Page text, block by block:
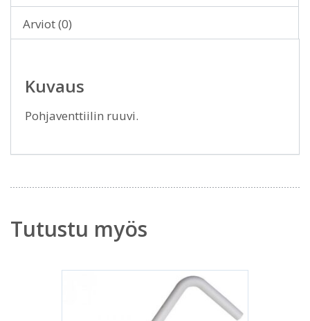
Arviot (0)
Kuvaus
Pohjaventtiilin ruuvi.
Tutustu myös